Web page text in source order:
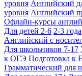
уровня Английский
уровня Английский
Офлайн-курсы
Для детей 2-6 2-3 года
Английский с
Для школьников 7-17
к ОГЭ Подготовка к
Грамматический для